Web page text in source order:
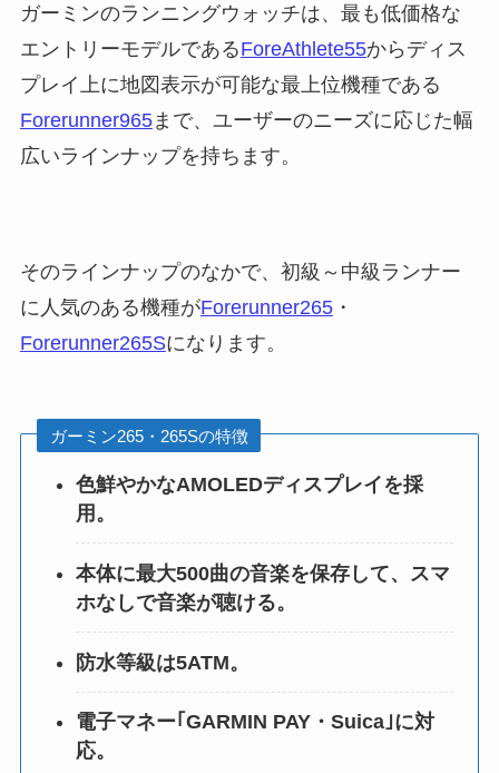
ガーミンのランニングウォッチは、最も低価格な
エントリーモデルであるForeAthlete55からディス
プレイ上に地図表示が可能な最上位機種である
Forerunner965まで、ユーザーのニーズに応じた幅
広いラインナップを持ちます。
そのラインナップのなかで、初級～中級ランナー
に人気のある機種がForerunner265・
Forerunner265Sになります。
ガーミン265・265Sの特徴
色鮮やかなAMOLEDディスプレイを採
用。
本体に最大500曲の音楽を保存して、スマ
ホなしで音楽が聴ける。
防水等級は5ATM。
電子マネー｢GARMIN PAY・Suica｣に対
応。